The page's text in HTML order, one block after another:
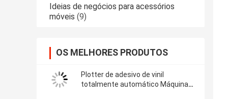
Ideias de negócios para acessórios
móveis (9)
OS MELHORES PRODUTOS
Plotter de adesivo de vinil
totalmente automático Máquina